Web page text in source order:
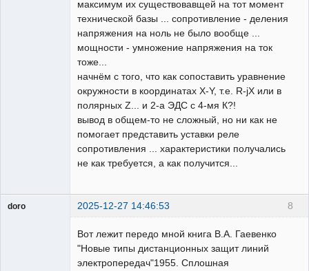
максимум их существовавщей на тот момент
технической базы ... сопротивление - деления
напряжения на ноль не было вообще ...
мощности - умножение напряжения на ток
тоже...
начнём с того, что как сопоставить уравнение
окружности в координатах X-Y, т.е. R-jX или в
полярных Z... и 2-а ЭДС с 4-мя К?!
вывод в общем-то не сложный, но ни как не
помогает представить уставки реле
сопротивления ... характеристики получались
не как требуется, а как получится...
8
doro 2025-12-27 14:46:53
Вот лежит передо мной книга В.А. Гаевенко
"Новые типы дистанционных защит линий
электропередач"1955. Сплошная